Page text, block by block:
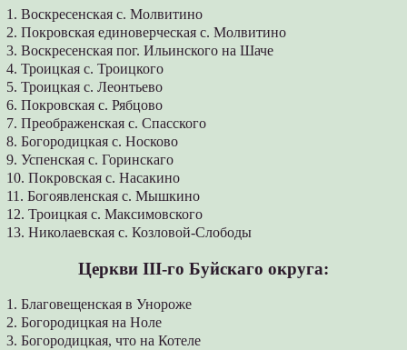
1. Воскресенская с. Молвитино
2. Покровская единоверческая с. Молвитино
3. Воскресенская пог. Ильинского на Шаче
4. Троицкая с. Троицкого
5. Троицкая с. Леонтьево
6. Покровская с. Рябцово
7. Преображенская с. Спасского
8. Богородицкая с. Носково
9. Успенская с. Горинскаго
10. Покровская с. Насакино
11. Богоявленская с. Мышкино
12. Троицкая с. Максимовского
13. Николаевская с. Козловой-Слободы
Церкви ІІІ-го Буйскаго округа:
1. Благовещенская в Унороже
2. Богородицкая на Ноле
3. Богородицкая, что на Котеле